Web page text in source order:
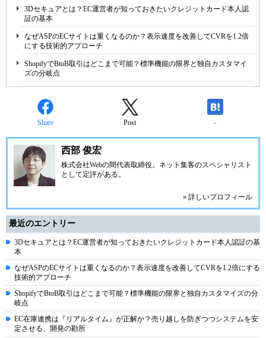
3Dセキュアとは？EC運営者が知っておきたいクレジットカード本人認
証の基本
なぜASPのECサイトは重くなるのか？表示速度を改善してCVRを1.2倍
にする技術的アプローチ
ShopifyでBtoB取引はどこまで可能？標準機能の限界と独自カスタマイ
ズの分岐点
Share Post -
西部 俊宏
株式会社Webの間代表取締役。ネット集客のスペシャリスト
として定評がある。
» 詳しいプロフィール
最近のエントリー
3Dセキュアとは？EC運営者が知っておきたいクレジットカード本人認証の基
本
なぜASPのECサイトは重くなるのか？表示速度を改善してCVRを1.2倍にする
技術的アプローチ
ShopifyでBtoB取引はどこまで可能？標準機能の限界と独自カスタマイズの分
岐点
EC在庫連携は『リアルタイム』が正解か？売り越しを防ぎつつシステムを安
定させる、開発の勘所